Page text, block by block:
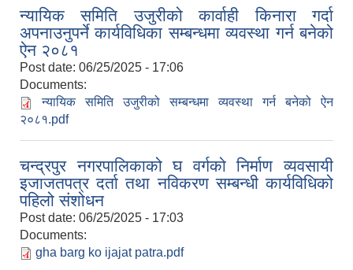
न्यायिक समिति उजुरीको कार्वाही किनारा गर्दा
अपनाउनुपर्ने कार्यविधिका सम्बन्धमा व्यवस्था गर्न बनेको
ऐन २०८१
Post date: 06/25/2025 - 17:06
Documents:
न्यायिक समिति उजुरीको सम्बन्धमा व्यवस्था गर्न बनेको ऐन
२०८१.pdf
चन्द्रपुर नगरपालिकाको घ वर्गको निर्माण व्यवसायी
इजाजतपत्र दर्ता तथा नविकरण सम्बन्धी कार्यविधिको
पहिलो संशोधन
Post date: 06/25/2025 - 17:03
Documents:
gha barg ko ijajat patra.pdf